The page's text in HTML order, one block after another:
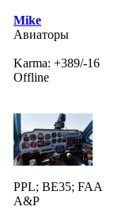
Mike
Авиаторы
Karma: +389/-16
Offline
PPL; BE35; FAA
A&P